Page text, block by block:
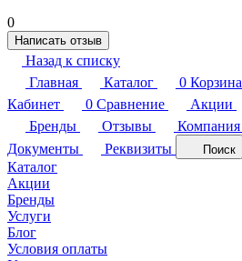
0
Написать отзыв
Назад к списку
Главная
Каталог 0 Корзина
Кабинет
0 Сравнение Акции
Бренды
Отзывы Компания
Документы
Реквизиты Поиск
Каталог
Акции
Бренды
Услуги
Блог
Условия оплаты